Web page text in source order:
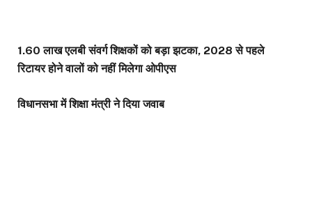
1.60 लाख एलबी संवर्ग शिक्षकों को बड़ा झटका, 2028 से पहले
रिटायर होने वालों को नहीं मिलेगा ओपीएस
विधानसभा में शिक्षा मंत्री ने दिया जवाब